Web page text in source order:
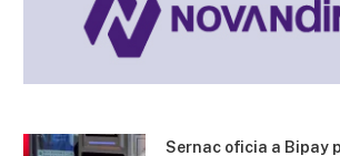
Sernac oficia a Bipay